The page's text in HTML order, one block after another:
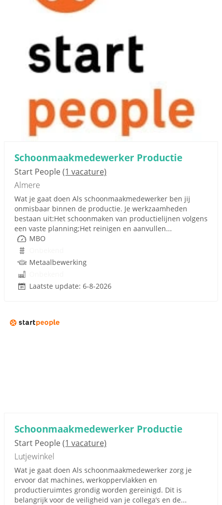
Schoonmaakmedewerker Productie
Start People(1 vacature)
Almere
Wat je gaat doen Als schoonmaakmedewerker ben jij
onmisbaar binnen de productie. Je werkzaamheden
bestaan uit:Het schoonmaken van productielijnen volgens
een vaste planning;Het reinigen en aanvullen...
MBO
Metaalbewerking
Laatste update: 6-8-2026
Schoonmaakmedewerker Productie
Start People(1 vacature)
Lutjewinkel
Wat je gaat doen Als schoonmaakmedewerker zorg je
ervoor dat machines, werkoppervlakken en
productieruimtes grondig worden gereinigd. Dit is
belangrijk voor de veiligheid van je collega’s en de...